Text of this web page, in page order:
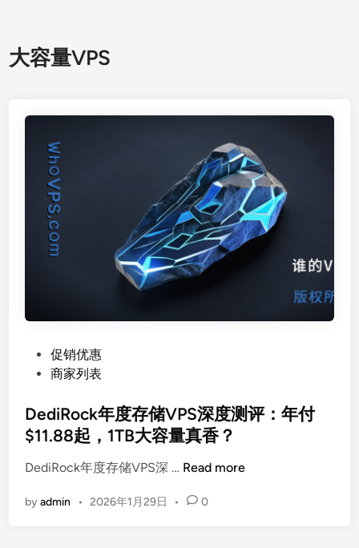
大容量VPS
t
e
i
促销优惠
商家列表
DediRock年度存储VPS深度测评：年付
$11.88起，1TB大容量真香？
DediRock年度存储VPS深 … D
d
Read more
byadmin • 2026年1月29日 • 0